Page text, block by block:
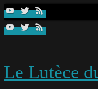
Passer
contenu
Le Lutèce